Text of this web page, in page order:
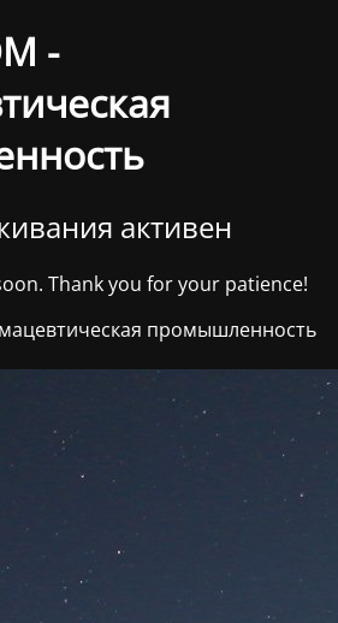
-
активен
Thank you for your patience!
промышленность